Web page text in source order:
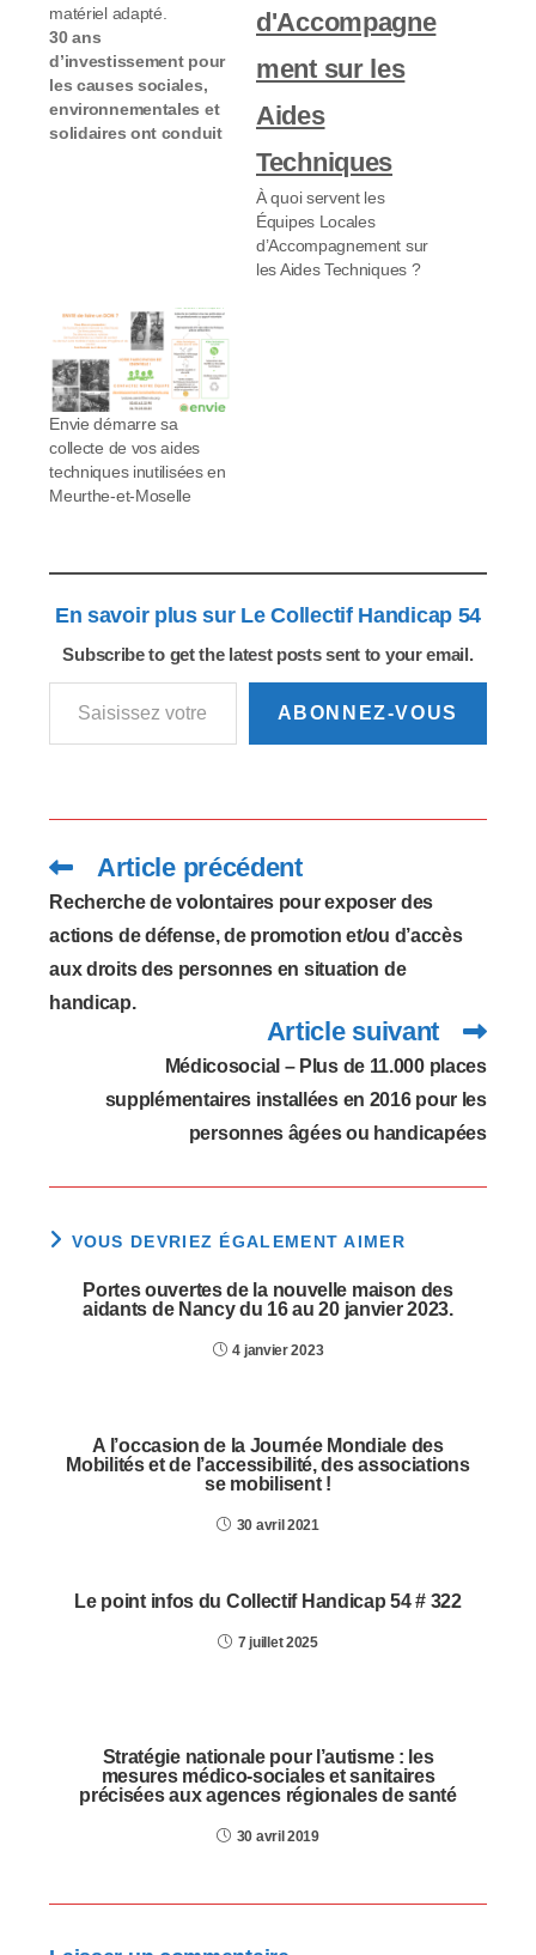
matériel adapté.
30 ans
d’investissement pour
les causes sociales,
environnementales et
solidaires ont conduit
sa situation de droit ou
de ressources. Les
objectifs chez ENVIE
restent inchangés :
lutter contre la
précarité, créer…
À quoi servent les
Équipes Locales
d’Accompagnement sur
les Aides Techniques ?
Envie démarre sa
collecte de vos aides
techniques inutilisées en
Meurthe-et-Moselle
En savoir plus sur Le Collectif Handicap 54
Subscribe to get the latest posts sent to your email.
Saisissez votre adresse e-mail…
ABONNEZ-VOUS
Read
more
articles
Article précédent
Recherche de volontaires pour exposer des
actions de défense, de promotion et/ou d’accès
aux droits des personnes en situation de
handicap.
Article suivant
Médicosocial – Plus de 11.000 places
supplémentaires installées en 2016 pour les
personnes âgées ou handicapées
VOUS DEVRIEZ ÉGALEMENT AIMER
Portes ouvertes de la nouvelle maison des
aidants de Nancy du 16 au 20 janvier 2023.
4 janvier 2023
A l’occasion de la Journée Mondiale des
Mobilités et de l’accessibilité, des associations
se mobilisent !
30 avril 2021
Le point infos du Collectif Handicap 54 # 322
7 juillet 2025
Stratégie nationale pour l’autisme : les
mesures médico-sociales et sanitaires
précisées aux agences régionales de santé
30 avril 2019